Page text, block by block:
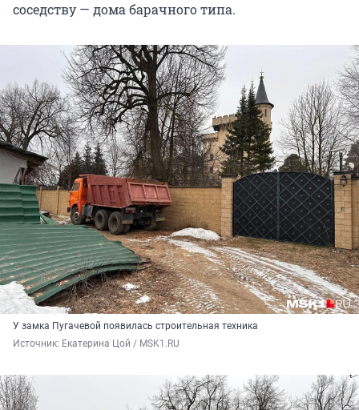
соседству — дома барачного типа.
У замка Пугачевой появилась строительная техника
Источник: Екатерина Цой / MSK1.RU